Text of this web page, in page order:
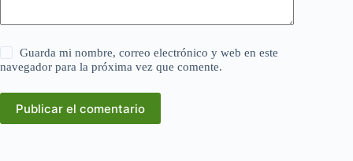
Guarda mi nombre, correo electrónico y web en este
navegador para la próxima vez que comente.
Publicar el comentario